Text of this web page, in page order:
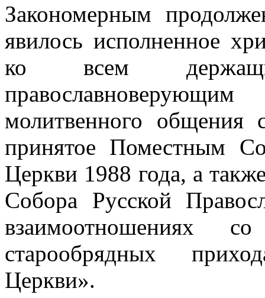
Закономерным
явилось исполненное
ко всем
молитвенного общения
принятое Поместным
Церкви 1988 года, а
Собора Русской
взаимоотношениях
старообрядных
Церкви».